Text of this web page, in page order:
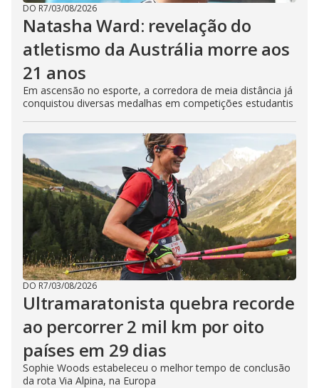
DO R7/03/08/2026
Natasha Ward: revelação do
atletismo da Austrália morre aos
21 anos
Em ascensão no esporte, a corredora de meia distância já
conquistou diversas medalhas em competições estudantis
DO R7/03/08/2026
Ultramaratonista quebra recorde
ao percorrer 2 mil km por oito
países em 29 dias
Sophie Woods estabeleceu o melhor tempo de conclusão
da rota Via Alpina, na Europa